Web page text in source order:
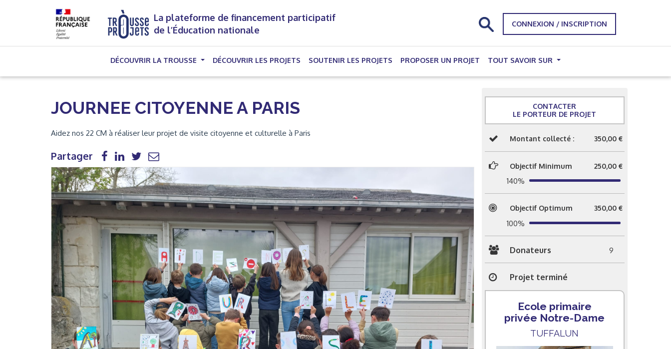
La plateforme de financement participatif
de l’Éducation nationale
CONNEXION / INSCRIPTION
DÉCOUVRIR LA TROUSSE DÉCOUVRIR LES PROJETS (CURRENT)
SOUTENIR LES PROJETS PROPOSER UN PROJET TOUT SAVOIR SUR
JOURNEE CITOYENNE A PARIS
Aidez nos 22 CM à réaliser leur projet de visite citoyenne et culturelle à Paris
Partager
CONTACTER
LE PORTEUR DE PROJET
Montant collecté : 350,00 €
Objectif Minimum 250,00 €
140%
Objectif Optimum 350,00 €
100%
Donateurs 9
Projet terminé
Ecole primaire
privée Notre-Dame
TUFFALUN